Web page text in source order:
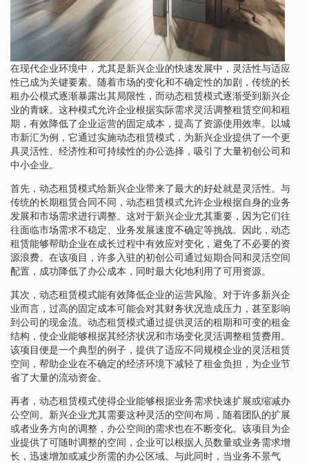
在现代企业环境中，尤其是新兴企业的快速发展中，灵活性与适应
性已成为关键要素。随着市场的变化和不确定性的加剧，传统的长
租办公模式逐渐暴露出其局限性，而动态租赁模式逐渐受到新兴企
业的青睐。这种模式允许企业根据实际需求灵活调整租赁空间和租
期，有效降低了企业运营的固定成本，提高了资源使用效率。以城
市新汇为例，它通过实施动态租赁模式，为新兴企业提供了一个更
具灵活性、经济性和可持续性的办公选择，吸引了大量初创公司和
中小企业。
首先，动态租赁模式给新兴企业带来了最大的好处就是灵活性。与
传统的长期租赁合同不同，动态租赁模式允许企业根据自身的业务
发展和市场需求进行调整。这对于新兴企业尤其重要，因为它们往
往面临市场需求不稳定、业务发展速度不确定等挑战。因此，动态
租赁能够帮助企业在成长过程中有效应对变化，避免了不必要的资
源浪费。在该项目，许多入驻的初创公司通过短期合同和灵活空间
配置，成功降低了办公成本，同时最大化地利用了可用资源。
其次，动态租赁模式能有效降低企业的运营风险。对于许多新兴企
业而言，过高的固定成本可能会对其财务状况造成压力，甚至影响
到公司的现金流。动态租赁模式通过提供灵活的租期和可变的租金
结构，使企业能够根据其经济状况和市场变化灵活调整租赁费用。
该项目便是一个典型的例子，提供了适应不同规模企业的灵活租赁
空间，帮助企业在不确定的经济环境下减轻了租金负担，为企业节
省了大量的流动资金。
再者，动态租赁模式使得企业能够根据业务需求快速扩展或缩减办
公空间。新兴企业尤其需要这种灵活的空间布局，随着团队的扩展
或者业务方向的调整，办公空间的需求也在不断变化。该项目为企
业提供了可随时调整的空间，企业可以根据人员数量或业务需求增
长，迅速增加或减少所需的办公区域。与此同时，当业务不景气